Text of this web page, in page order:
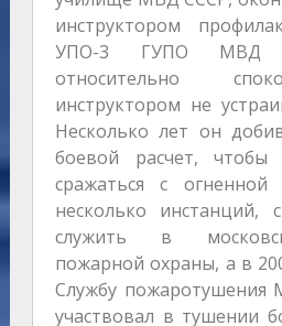
инструктором
УПО-3 ГУПО МВД
относительно
инструктором не
Несколько лет он
боевой расчет, чтобы
сражаться с огненной
несколько инстанций,
служить в
пожарной охраны, а в
Службу пожаротушения
участвовал в тушении